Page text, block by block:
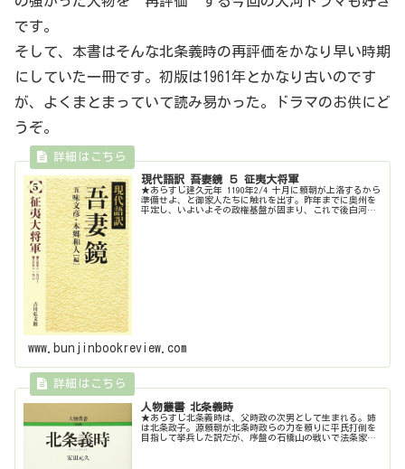
です。
そして、本書はそんな北条義時の再評価をかなり早い時期
にしていた一冊です。初版は1961年とかなり古いのです
が、よくまとまっていて読み易かった。ドラマのお供にど
うぞ。
現代語訳 吾妻鏡 ５ 征夷大将軍
★あらすじ建久元年 1190年2/4 十月に頼朝が上洛するから
準備せよ、と御家人たちに触れを出す。昨年までに奥州を
平定し、いよいよその政権基盤が固まり、これで後白河法
www.bunjinbookreview.com
人物叢書 北条義時
★あらすじ北条義時は、父時政の次男として生まれる。姉
は北条政子。源頼朝が北条時政らの力を頼りに平氏打倒を
目指して挙兵した訳だが、序盤の石橋山の戦いで法条家の